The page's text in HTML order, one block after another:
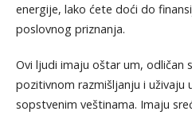
energije, lako ćete doći do
poslovnog priznanja.
Ovi ljudi imaju oštar um, odličan
pozitivnom razmišljanju i
sopstvenim veštinama. Imaju